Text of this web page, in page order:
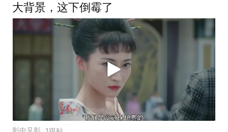
大背景，这下倒霉了